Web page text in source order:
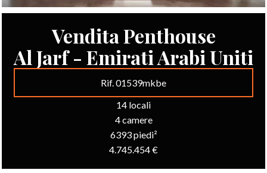
Vendita Penthouse
Al Jarf - Emirati Arabi Uniti
Rif. 01539mkbe
14 locali
4 camere
6393 piedi²
4.745.454 €